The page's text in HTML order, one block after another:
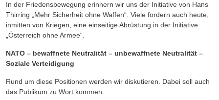
In der Friedensbewegung erinnern wir uns der Initiative von Hans
Thirring „Mehr Sicherheit ohne Waffen“. Viele fordern auch heute,
inmitten von Kriegen, eine einseitigeAbrüstung in der Initiative
„Österreich ohneArmee“.
NATO – bewaffnete Neutralität – unbewaffnete Neutralität –
Soziale Verteidigung
Rund um diese Positionen werden wir diskutieren. Dabei soll auch
das Publikum zu Wort kommen.